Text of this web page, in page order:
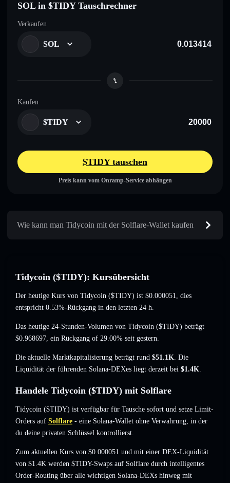
SOL in $TIDY Tauschrechner
Verkaufen
SOL
Kaufen
$TIDY
$TIDY tauschen
Preis kann vom Onramp-Service abhängen
Wie kann man Tidycoin mit der Solflare-Wallet kaufen
Tidycoin ($TIDY): Kursübersicht
Der heutige Kurs von Tidycoin ($TIDY) ist $0.000051, dies
entspricht 0.53%-Rückgang in den letzten 24 h.
Das heutige 24-Stunden-Volumen von Tidycoin ($TIDY) beträgt
$0.968697, ein Rückgang of 29.00% seit gestern.
Die aktuelle Marktkapitalisierung beträgt rund $51.1K. Die
Liquidität der führenden Solana-DEXes liegt derzeit bei $1.4K.
Handele Tidycoin ($TIDY) mit Solflare
Tidycoin ($TIDY) ist verfügbar für Tausche sofort und setze Limit-
Orders auf Solflare - eine Solana-Wallet ohne Verwahrung, in der
du deine privaten Schlüssel kontrollierst.
Zum aktuellen Kurs von $0.000051 und mit einer DEX-Liquidität
von $1.4K werden $TIDY-Swaps auf Solflare durch intelligentes
Order-Routing über alle wichtigen Solana-DEXs hinweg mit